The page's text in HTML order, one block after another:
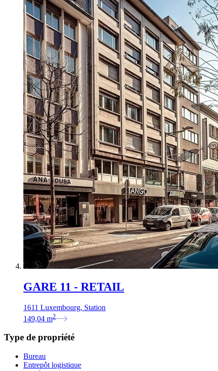
GARE 11 - RETAIL
1611 Luxembourg, Station
149,04 m2
Type de propriété
Bureau
Entrepôt logistique